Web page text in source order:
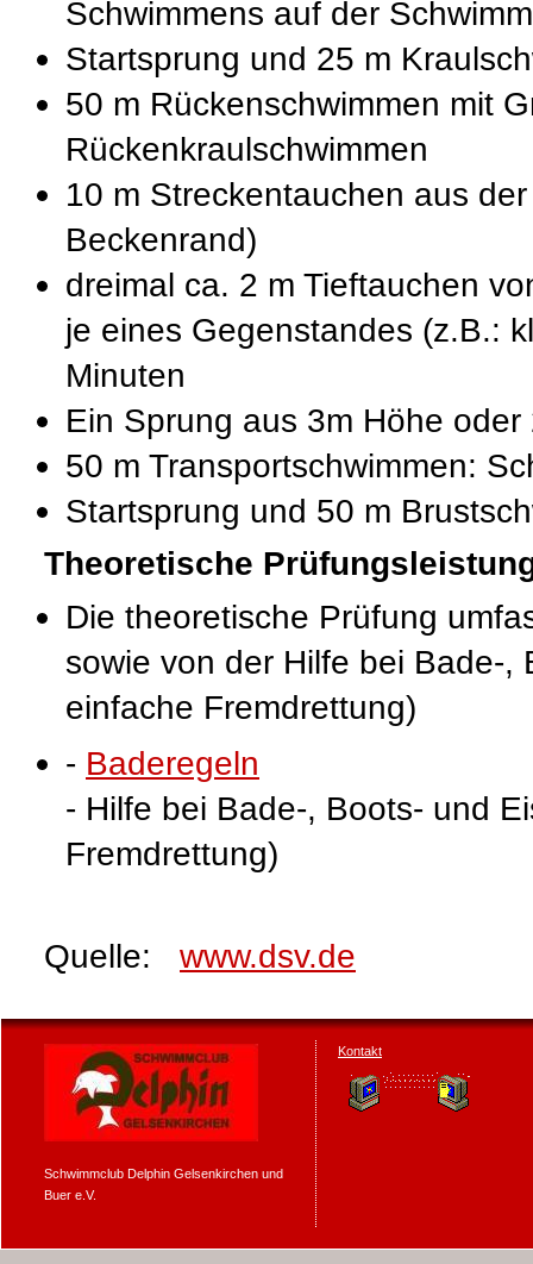
Schwimmens auf der
Startsprung und 25 m
50 m Rückenschwimmen mit
Rückenkraulschwimmen
10 m Streckentauchen aus
Beckenrand)
dreimal ca. 2 m Tieftauchen
je eines Gegenstandes (z.B.:
Minuten
Ein Sprung aus 3m Höhe
50 m Transportschwimmen:
Startsprung und 50 m
Theoretische
Die theoretische Prüfung
sowie von der Hilfe bei Bade-
einfache Fremdrettung)
- Baderegeln
- Hilfe bei Bade-, Boots- und
Fremdrettung)
Quelle: www.dsv.de
Schwimmclub Delphin Gelsenkirchen und
Buer e.V.
Kontakt